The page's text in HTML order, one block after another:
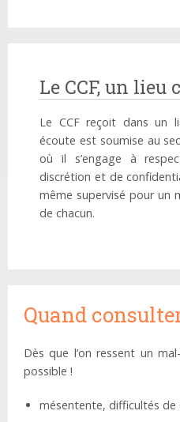
Le CCF, un
Le CCF reçoit dans un
écoute est soumise au
où il s’engage à
discrétion et de
même supervisé pour un
de chacun.
Quand
Dès que l’on ressent un
possible !
mésentente, difficultés de